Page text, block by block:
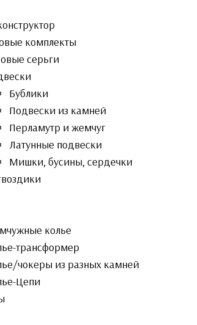
комплекты
серьги
Бублики
Подвески из камней
Перламутр и жемчуг
Латунные подвески
Мишки, бусины, сердечки
колье
трансформер
чокеры из разных камней
Цепи